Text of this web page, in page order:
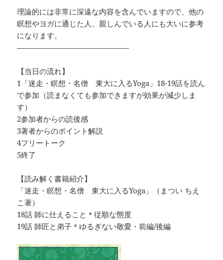
理論的には非常に深遠な内容を含んでいますので、他の
瞑想やヨガに通じた人、親しんでいる人にも大いに参考
になります。
———————————————
【当日の流れ】
1「迷走・瞑想・名僧 東大に入るYoga」18-19話を読ん
で参加（読まなくても参加できますが効果が減少しま
す）
2参加者からの読後感
3著者からのポイント解説
4フリートーク
5終了
【読み解く書籍紹介】
「迷走・瞑想・名僧 東大に入るYoga」（まつい ちえ
こ著）
18話 師に仕えること＊従順な態度
19話 師匠と弟子＊ゆるぎない敬愛・前編/後編